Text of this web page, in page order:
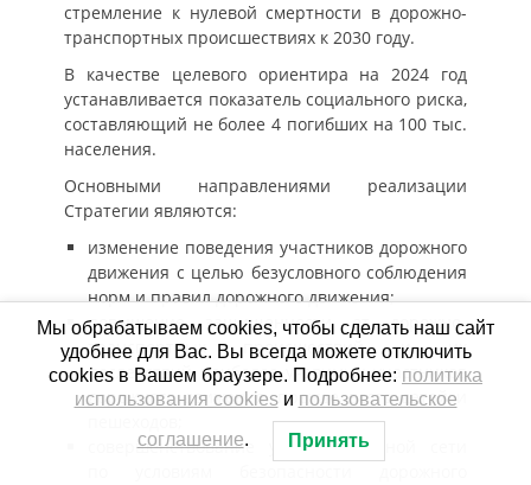
стремление к нулевой смертности в дорожно-
транспортных происшествиях к 2030 году.
В качестве целевого ориентира на 2024 год
устанавливается показатель социального риска,
составляющий не более 4 погибших на 100 тыс.
населения.
Основными направлениями реализации
Стратегии являются:
изменение поведения участников дорожного
движения с целью безусловного соблюдения
норм и правил дорожного движения;
повышение защищенности от дорожно-
транспортных происшествий и их
последствий наиболее уязвимых участников
дорожного движения, прежде всего детей и
совершенствование улично-дорожной сети
Мы обрабатываем cookies, чтобы сделать наш сайт
удобнее для Вас. Вы всегда можете отключить
cookies в Вашем браузере. Подробнее: политика
использования cookiesи пользовательское
соглашение. Принять